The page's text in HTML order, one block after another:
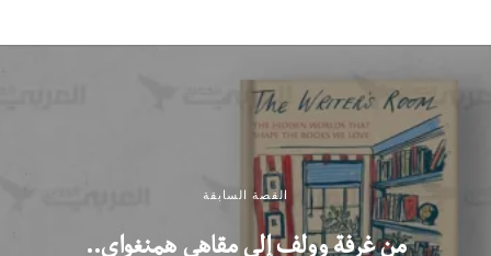
القصة السابقة
من غرفة وولف إلى مقاهي همنغواي..